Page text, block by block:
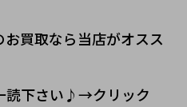
買取なら当店がオスス
読下さい♪→クリック